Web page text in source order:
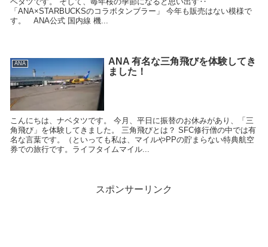
「ANA×STARBUCKSのコラボタンブラー」 今年も販売はない模様で
す。 ANA公式 国内線 機...
ANA
ANA 有名な三角飛びを体験してき
ました！
こんにちは、ナベタツです。 今月、平日に振替のお休みがあり、「三
角飛び」を体験してきました。 三角飛びとは？ SFC修行僧の中では有
名な言葉です。（といっても私は、マイルやPPの貯まらない特典航空
券での旅行です。ライフタイムマイル...
スポンサーリンク